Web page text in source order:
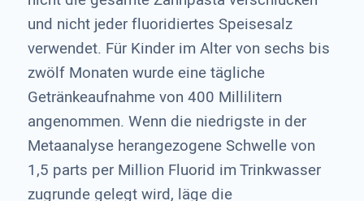
und nicht jeder fluoridiertes Speisesalz
verwendet. Für Kinder im Alter von sechs bis
zwölf Monaten wurde eine tägliche
Getränkeaufnahme von 400 Millilitern
angenommen. Wenn die niedrigste in der
Metaanalyse herangezogene Schwelle von
1,5 parts per Million Fluorid im Trinkwasser
zugrunde gelegt wird, läge die